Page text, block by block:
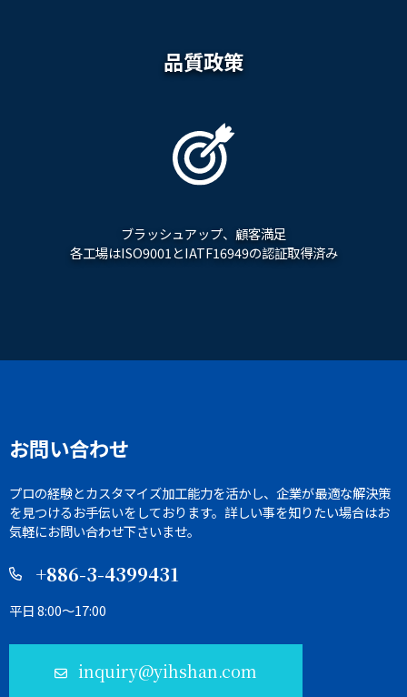
品質政策
ブラッシュアップ、顧客満足
各工場はISO9001とIATF16949の認証取得済み
お問い合わせ
プロの経験とカスタマイズ加工能力を活かし、企業が最適な解決策
を見つけるお手伝いをしております。詳しい事を知りたい場合はお
気軽にお問い合わせ下さいませ。
+886-3-4399431
平日 8:00～17:00
inquiry@yihshan.com